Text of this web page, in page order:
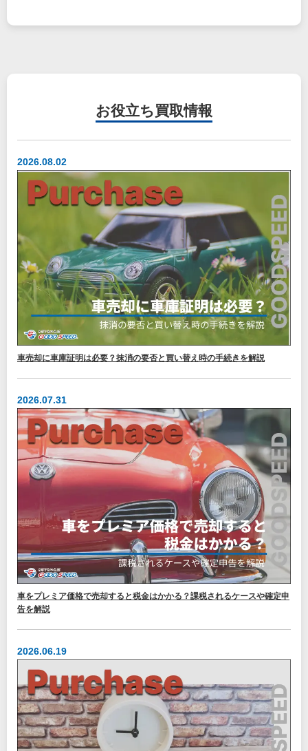
お役立ち 買取情報
2026.08.02
車売却に車庫証明は必要？抹消の要否と買い替え時の手続きを解説
2026.07.31
車をプレミア価格で売却すると税金はかかる？課税されるケースや確定申
告を解説
2026.06.19